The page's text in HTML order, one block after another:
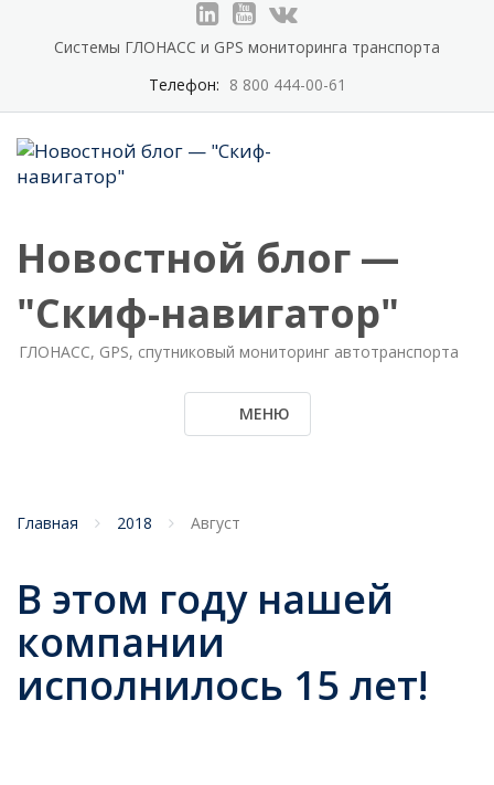
Системы ГЛОНАСС и GPS мониторинга транспорта
Телефон: 8 800 444-00-61
Новостной блог —
"Скиф-навигатор"
ГЛОНАСС, GPS, спутниковый мониторинг автотранспорта
МЕНЮ
Главная 2018 Август
В этом году нашей
компании
исполнилось 15 лет!